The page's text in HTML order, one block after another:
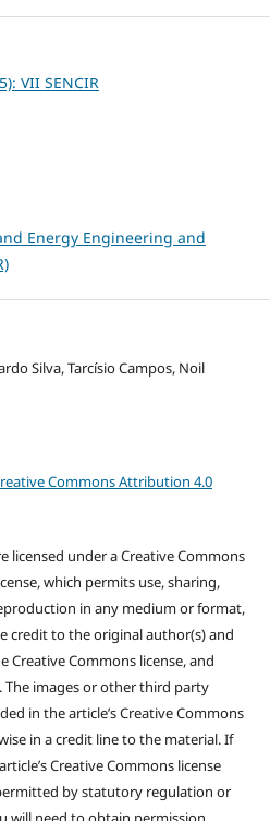
VII SENCIR
Energy Engineering and
Silva, Tarcísio Campos, Noil
Commons Attribution 4.0
licensed under a Creative Commons
which permits use, sharing,
in any medium or format,
credit to the original author(s) and
Creative Commons license, and
The images or other third party
in the article’s Creative Commons
in a credit line to the material. If
Creative Commons license
by statutory regulation or